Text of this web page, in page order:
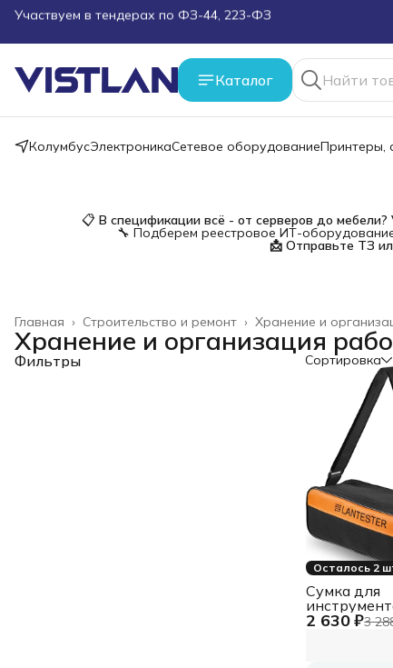
Поможем подобрать оборудование под ТЗ
Пуско-наладочные работы
Более 100 000 позиций в наличии и под заказ
Каталог
КолумбусЭлектроникаСетевое оборудованиеПринтеры,
📋В спецификации всё - от серверов до мебели?
🔧 Подберем реестровое ИТ-
📩 Отправьте ТЗ
Хранение и
Строительство и ремонт ›
Главная ›
Хранение и организация
Фильтры Сортировка
Осталось 2
2 630 ₽3
Сумка для
Lanmaster